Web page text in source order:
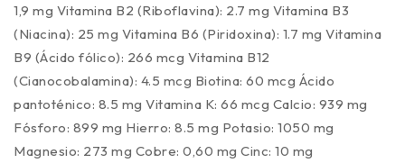
1,9 mg Vitamina B2 (Riboflavina): 2.7 mg Vitamina B3
(Niacina): 25 mg Vitamina B6 (Piridoxina): 1.7 mg Vitamina
B9 (Ácido fólico): 266 mcg Vitamina B12
(Cianocobalamina): 4.5 mcg Biotina: 60 mcg Ácido
pantoténico: 8.5 mg Vitamina K: 66 mcg Calcio: 939 mg
Fósforo: 899 mg Hierro: 8.5 mg Potasio: 1050 mg
Magnesio: 273 mg Cobre: 0,60 mg Cinc: 10 mg